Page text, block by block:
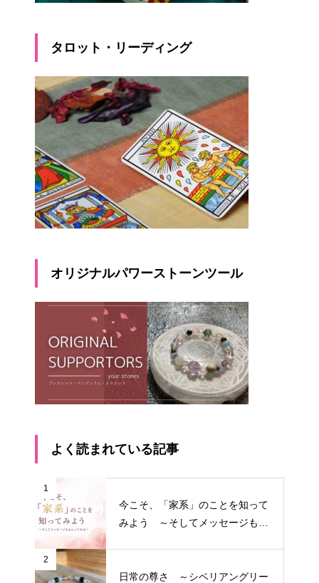
タロット・リーディング
オリジナルパワーストーンツール
よく読まれている記事
1
今こそ、「家系」のことを知って
みよう ～そしてメッセージもも
2
日常の尊さ ～シベリアングリー